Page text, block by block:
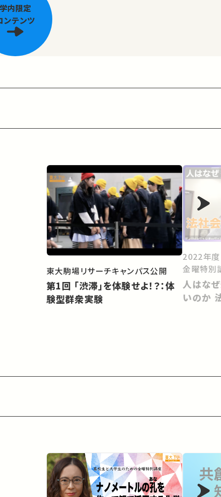
学内限定
ンテンツ
東大駒場リサーチキャンパス公開
第1回 「渋滞」を体験せよ！？：体
験型群衆実験
2022年度
金曜特別
人はな
いのか